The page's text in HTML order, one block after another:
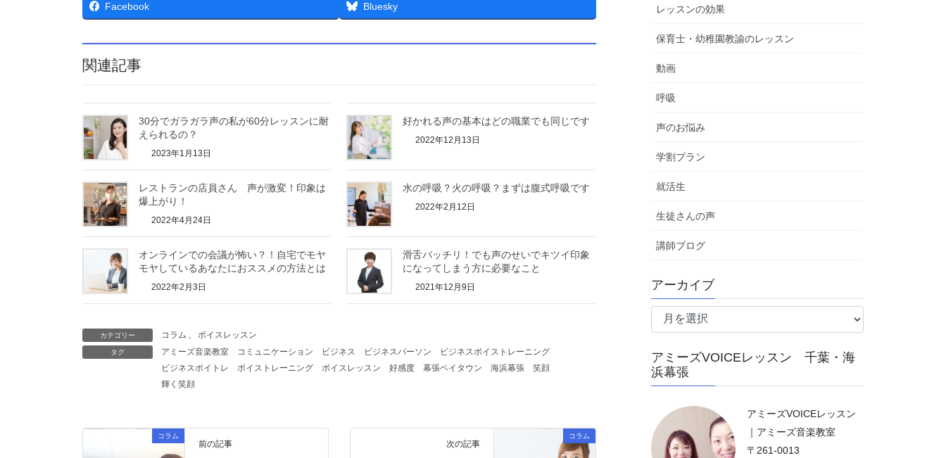
Facebook Bluesky
関連記事
30分でガラガラ声の私が60分レッスンに耐
えられるの？
2023年1月13日
好かれる声の基本はどの職業でも同じです
2022年12月13日
レストランの店員さん 声が激変！印象は
爆上がり！
2022年4月24日
水の呼吸？火の呼吸？まずは腹式呼吸です
2022年2月12日
オンラインでの会議が怖い？！自宅でモヤ
モヤしているあなたにおススメの方法とは
2022年2月3日
滑舌バッチリ！でも声のせいでキツイ印象
になってしまう方に必要なこと
2021年12月9日
カテゴリー コラム ボイスレッスン
タグ アミーズ音楽教室 コミュニケーション ビジネス ビジネスパーソン
ビジネスボイストレーニング
ビジネスボイトレ
ボイストレーニング ボイスレッスン 好感度 幕張ベイタウン 海浜幕張
笑顔
輝く笑顔
コラム
前の記事
コラム
次の記事
レッスンの効果
保育士・幼稚園教諭のレッスン
動画
呼吸
声のお悩み
学割プラン
就活生
生徒さんの声
講師ブログ
アーカイブ
ア
イ
ブ
アミーズVOICEレッスン 千葉・海
浜幕張
アミーズVOICEレッスン
｜アミーズ音楽教室
〒261-0013